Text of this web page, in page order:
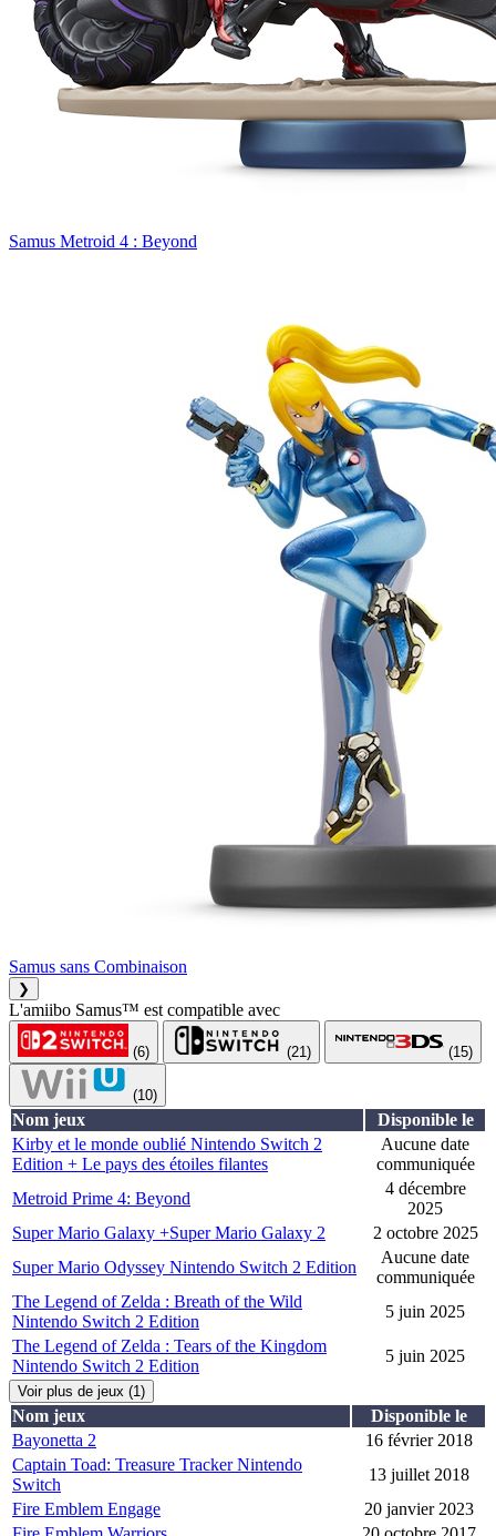
Samus Metroid 4 : Beyond
Samus sans Combinaison
❯
L'amiibo Samus™ est compatible avec
(6) (21) (15)
(10)
Nom jeux
Disponible le
Kirby et le monde oublié Nintendo Switch 2
Edition + Le pays des étoiles filantes
Aucune date
communiquée
Metroid Prime 4: Beyond
4 décembre
2025
Super Mario Galaxy +Super Mario Galaxy 2
2 octobre 2025
Super Mario Odyssey Nintendo Switch 2 Edition
Aucune date
communiquée
The Legend of Zelda : Breath of the Wild
Nintendo Switch 2 Edition
5 juin 2025
The Legend of Zelda : Tears of the Kingdom
Nintendo Switch 2 Edition
5 juin 2025
Voir plus de jeux (1)
Nom jeux
Disponible le
Bayonetta 2
16 février 2018
Captain Toad: Treasure Tracker Nintendo
Switch
13 juillet 2018
Fire Emblem Engage
20 janvier 2023